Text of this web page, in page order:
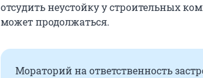
отсудить неустойку у строительных
может продолжаться.
Мораторий на ответственность